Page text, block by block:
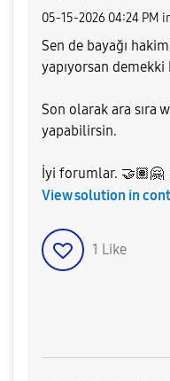
‎05-15-2026 04:24 PM
Sen de bayağı
yapıyorsan
Son olarak ara sıra
yapabilirsin.
İyi forumlar. 🤝🏽🤗
View solution in
1 Like